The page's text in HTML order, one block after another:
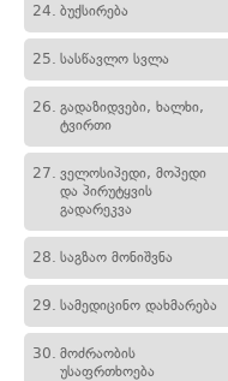
24. ბუქსირება
25. სასწავლო სვლა
26. გადაზიდვები, ხალხი,
ტვირთი
27. ველოსიპედი, მოპედი
და პირუტყვის
გადარეკვა
28. საგზაო მონიშვნა
29. სამედიცინო დახმარება
30. მოძრაობის
უსაფრთხოება